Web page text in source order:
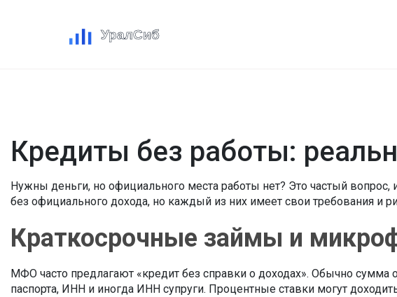
Кредиты без работы:
Нужны деньги, но официального места работы нет? Это частый
без официального дохода, но каждый из них имеет свои требования и
Краткосрочные займы и
МФО часто предлагают «кредит без справки о доходах». Обычно сумма
паспорта, ИНН и иногда ИНН супруги. Процентные ставки могут